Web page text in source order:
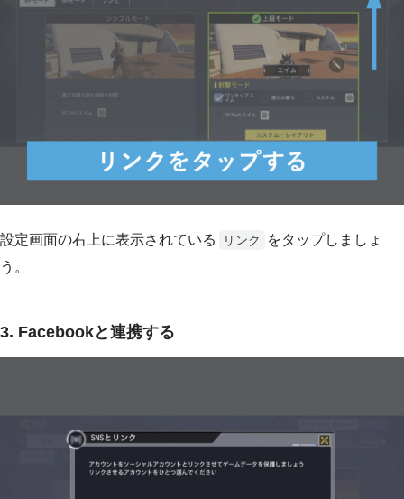
設定画面の右上に表示されている リンク
をタップしましょ
う。
3. Facebookと連携する